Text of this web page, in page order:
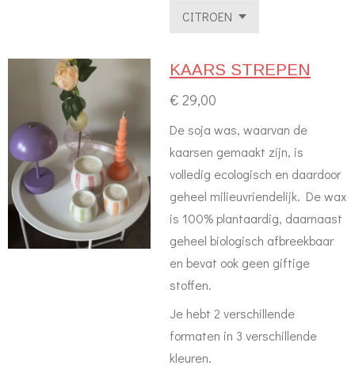
KAARS STREPEN
€ 29,00
De soja was, waarvan de
kaarsen gemaakt zijn, is
volledig ecologisch en daardoor
geheel milieuvriendelijk. De wax
is 100% plantaardig, daarnaast
geheel biologisch afbreekbaar
en bevat ook geen giftige
stoffen.
Je hebt 2 verschillende
formaten in 3 verschillende
kleuren.